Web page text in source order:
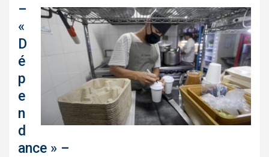
–
«
D
é
p
e
n
d
ance » –